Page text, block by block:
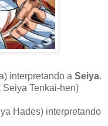
interpretando a Seiya.
Seiya Tenkai-hen)
Hades) interpretando